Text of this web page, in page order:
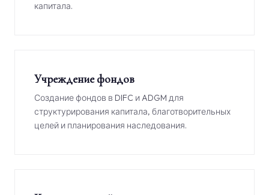
капитала.
Учреждение фондов
Создание фондов в DIFC и ADGM для
структурирования капитала, благотворительных
целей и планирования наследования.